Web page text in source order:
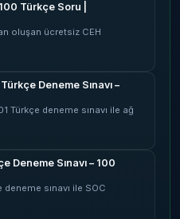
Türkçe Soru |
oluşan ücretsiz CEH
Deneme Sınavı –
Türkçe deneme sınavı ile ağ
Deneme Sınavı – 100
sınavı ile SOC